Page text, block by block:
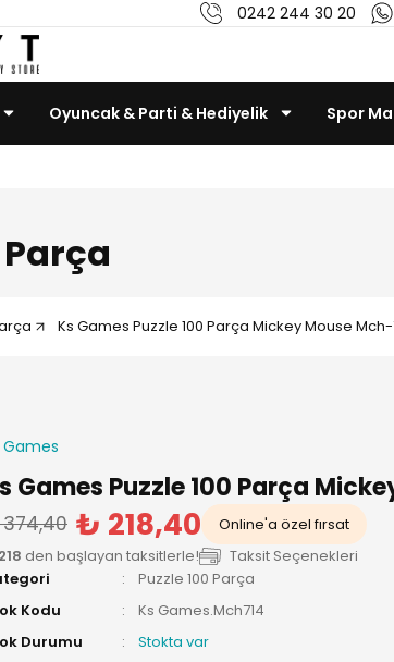
0242 244 30 20
Oyuncak & Parti & Hediyelik Spor
Parça
Ks Games Puzzle 100 Parça Mickey Mouse Mch-
Games
Games Puzzle 100 Parça
₺ 218,40 Online'a özel fırsat
den başlayan taksitlerle!
Taksit Seçenekleri
Puzzle 100 Parça
Kodu
Ks Games.Mch714
Durumu
Stokta var